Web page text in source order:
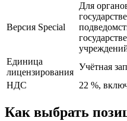
Версия Special
Для
Единица
лицензирования
Учётная
НДС
22 %,
Как выбрать